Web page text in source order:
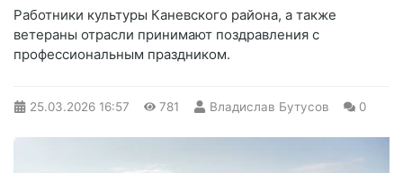
Работники культуры Каневского района, а также
ветераны отрасли принимают поздравления с
профессиональным праздником.
25.03.2026 16:57 781 Владислав Бутусов 0